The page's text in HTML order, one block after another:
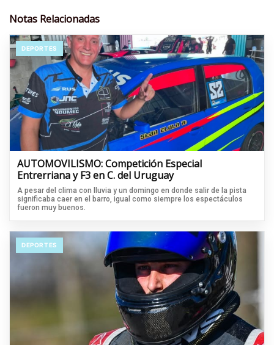
Notas Relacionadas
DEPORTES
AUTOMOVILISMO: Competición Especial
Entrerriana y F3 en C. del Uruguay
A pesar del clima con lluvia y un domingo en donde salir de la pista
significaba caer en el barro, igual como siempre los espectáculos
fueron muy buenos.
DEPORTES